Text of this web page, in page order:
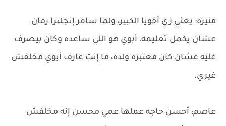
منيره: يعني زي أخويا الكبير، ولما سافر إنجلترا زمان
عشان يكمل تعليمه، أبوي هو اللي ساعده وكان بيصرف
عليه عشان كان معتبره ولده، ما إنت عارف أبوي مخلفش
غيري.
عاصم: أحسن حاجه عملها عمي محسن إنه مخلفش